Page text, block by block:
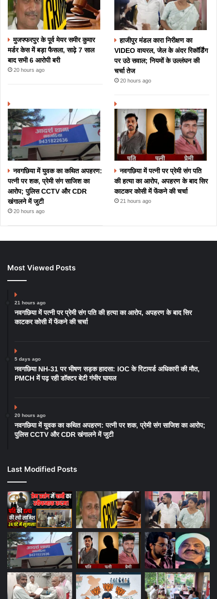
मुजफ्फरपुर के पूर्व मेयर समीर कुमार
मर्डर केस में बड़ा फैसला, साढ़े 7 साल
बाद सभी 6 आरोपी बरी
20 hours ago
हाजीपुर मंडल कारा निरीक्षण का
VIDEO वायरल, जेल के अंदर रिकॉर्डिंग
पर उठे सवाल; नियमों के उल्लंघन की
चर्चा तेज
20 hours ago
नवगछिया में युवक का कथित अपहरण:
पत्नी पर शक, प्रेमी संग साजिश का
आरोप; पुलिस CCTV और CDR
खंगालने में जुटी
20 hours ago
नवगछिया में पत्नी पर प्रेमी संग पति
की हत्या का आरोप, अपहरण के बाद सिर
काटकर कोसी में फेंकने की चर्चा
21 hours ago
Most Viewed Posts
21 hours ago
नवगछिया में पत्नी पर प्रेमी संग पति की हत्या का आरोप, अपहरण के बाद सिर
काटकर कोसी में फेंकने की चर्चा
5 days ago
नवगछिया NH-31 पर भीषण सड़क हादसा: IOC के रिटायर्ड अधिकारी की मौत,
PMCH में पढ़ रही डॉक्टर बेटी गंभीर घायल
20 hours ago
नवगछिया में युवक का कथित अपहरण: पत्नी पर शक, प्रेमी संग साजिश का आरोप;
पुलिस CCTV और CDR खंगालने में जुटी
Last Modified Posts